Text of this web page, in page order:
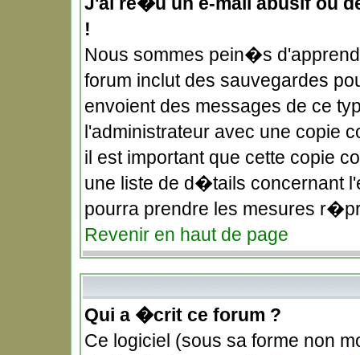
!
Nous sommes pein�s
forum inclut des sauvegardes
envoient des messages de ce
l'administrateur avec une copie
il est important que cette copie
une liste de d�tails concernant
pourra prendre les mesures
Revenir en haut de page
Qui a �crit ce forum ?
Ce logiciel (sous sa forme non